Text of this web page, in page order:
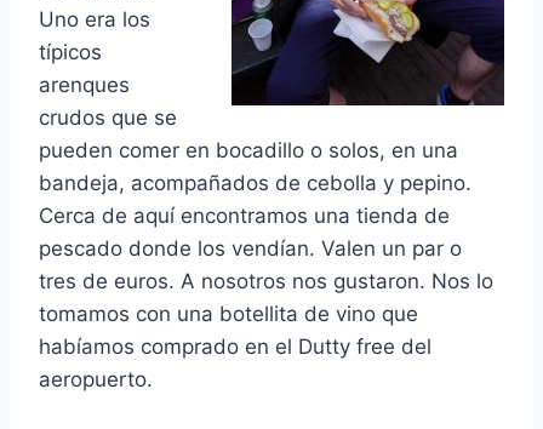
Uno era los
típicos
arenques
crudos que se
pueden comer en bocadillo o solos, en una
bandeja, acompañados de cebolla y pepino.
Cerca de aquí encontramos una tienda de
pescado donde los vendían. Valen un par o
tres de euros. A nosotros nos gustaron. Nos lo
tomamos con una botellita de vino que
habíamos comprado en el Dutty free del
aeropuerto.